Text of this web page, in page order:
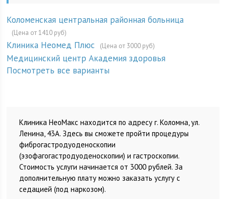
Коломенская центральная районная больница
(Цена от 1410 руб)
Клиника Неомед Плюс (Цена от 3000 руб)
Медицинский центр Академия здоровья
Посмотреть все варианты
Клиника НеоМакс находится по адресу г. Коломна, ул.
Ленина, 43А. Здесь вы сможете пройти процедуры
фиброгастродуоденоскопии
(эзофагогастродуоденоскопии) и гастроскопии.
Стоимость услуги начинается от 3000 рублей. За
дополнительную плату можно заказать услугу с
седацией (под наркозом).